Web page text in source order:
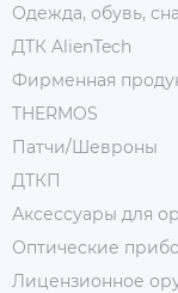
Одежда, обувь,
ДТК AlienTech
Фирменная
THERMOS
Патчи/Шевроны
ДТКП
Аксессуары для
Оптические
Лицензионное